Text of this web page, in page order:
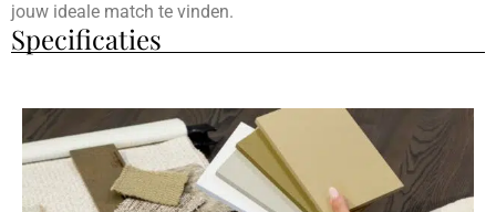
jouw ideale match te vinden.
Specificaties